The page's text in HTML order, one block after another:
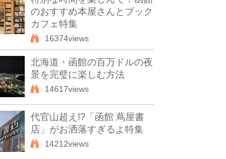
のおすすめ本屋さんとブック
カフェ特集
16374views
北海道・函館の百万ドルの夜
景を完璧に楽しむ方法
14617views
代官山超え!?「函館 蔦屋書
店」がお洒落すぎるよ特集
14212views